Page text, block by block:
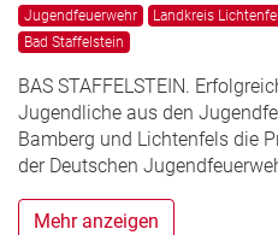
Jugendfeuerwehr Landkreis
Bad Staffelstein
BAS STAFFELSTEIN.
Jugendliche aus den
Bamberg und Lichtenfels die
der Deutschen
Mehr anzeigen